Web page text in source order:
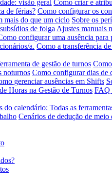
visão geral Como criar e
de férias? Como configurar os
mais do que um ciclo Sobre os
de folga Ajustes manuais
configurar uma ausência
a. Como a transferência
de gestão de turnos
noturnos Como configurar dias de
gerenciar ausências em Shifts
Horas na Gestão de Turnos FAQ
do calendário: Todas as
Cenários de dedução de meio